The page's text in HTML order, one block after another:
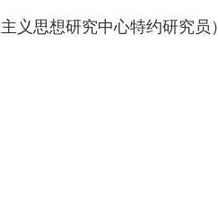
义思想研究中心特约研究员）